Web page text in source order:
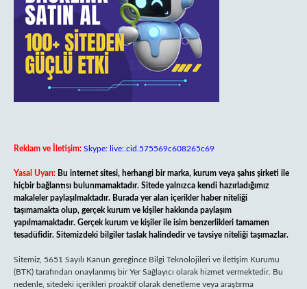
Reklam ve İletişim: Skype: live:.cid.575569c608265c69
Yasal Uyarı: Bu internet sitesi, herhangi bir marka, kurum veya şahıs şirketi ile
hiçbir bağlantısı bulunmamaktadır. Sitede yalnızca kendi hazırladığımız
makaleler paylaşılmaktadır. Burada yer alan içerikler haber niteliği
taşımamakta olup, gerçek kurum ve kişiler hakkında paylaşım
yapılmamaktadır. Gerçek kurum ve kişiler ile isim benzerlikleri tamamen
tesadüfidir. Sitemizdeki bilgiler taslak halindedir ve tavsiye niteliği taşımazlar.
Sitemiz, 5651 Sayılı Kanun gereğince Bilgi Teknolojileri ve İletişim Kurumu
(BTK) tarafından onaylanmış bir Yer Sağlayıcı olarak hizmet vermektedir. Bu
nedenle, sitedeki içerikleri proaktif olarak denetleme veya araştırma